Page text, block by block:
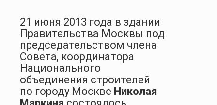
21 июня 2013 года в здании
Правительства Москвы под
председательством члена
Совета, координатора
Национального
объединения строителей
по городу Москве Николая